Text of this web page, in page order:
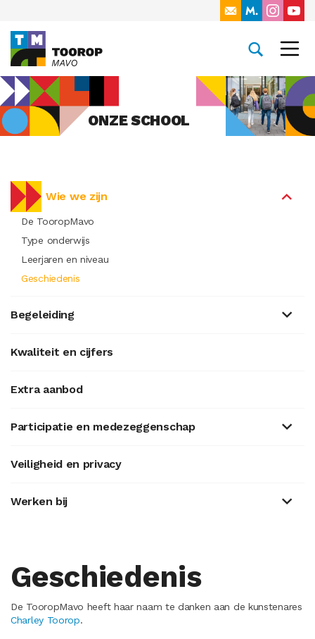
ONZE SCHOOL
Wie we zijn
De TooropMavo
Type onderwijs
Leerjaren en niveau
Geschiedenis
Begeleiding
Kwaliteit en cijfers
Extra aanbod
Participatie en medezeggenschap
Veiligheid en privacy
Werken bij
Geschiedenis
De TooropMavo heeft haar naam te danken aan de kunstenares
Charley Toorop.